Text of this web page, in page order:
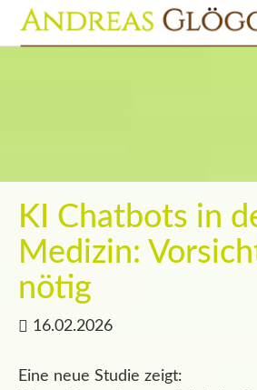
KI Chatbots in
Medizin:
nötig
16.02.2026
Eine neue Studie zeigt: